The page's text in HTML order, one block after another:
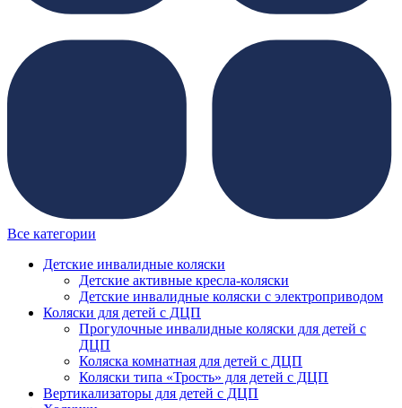
Все категории
Детские инвалидные коляски
Детские активные кресла-коляски
Детские инвалидные коляски с электроприводом
Коляски для детей с ДЦП
Прогулочные инвалидные коляски для детей с
ДЦП
Коляска комнатная для детей с ДЦП
Коляски типа «Трость» для детей с ДЦП
Вертикализаторы для детей с ДЦП